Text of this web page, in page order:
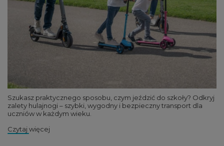
Szukasz praktycznego sposobu, czym jeździć do szkoły? Odkryj
zalety hulajnogi – szybki, wygodny i bezpieczny transport dla
uczniów w każdym wieku.
Czytaj więcej